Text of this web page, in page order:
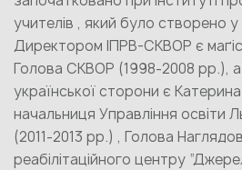
учителів , який було створено у
Директором ІПРВ-СКВОР є
Голова СКВОР (1998-2008 рр.),
української сторони є
начальниця Управління освіти
(2011-2013 рр.) , Голова
реабілітаційного центру